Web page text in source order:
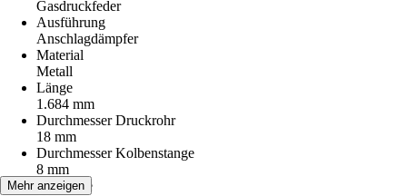
Gasdruckfeder
Ausführung
Anschlagdämpfer
Material
Metall
Länge
1.684 mm
Durchmesser Druckrohr
18 mm
Durchmesser Kolbenstange
8 mm
Hublänge
Mehr anzeigen